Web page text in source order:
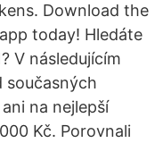
Download the
today! Hledáte
V následujícím
současných
na nejlepší
Kč. Porovnali